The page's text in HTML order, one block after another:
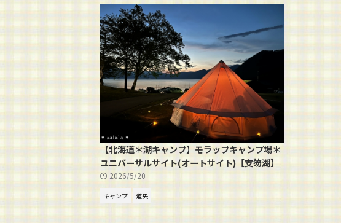
【北海道＊湖キャンプ】モラップキャンプ場＊
ユニバーサルサイト(オートサイト)【支笏湖】
2026/5/20
キャンプ 道央